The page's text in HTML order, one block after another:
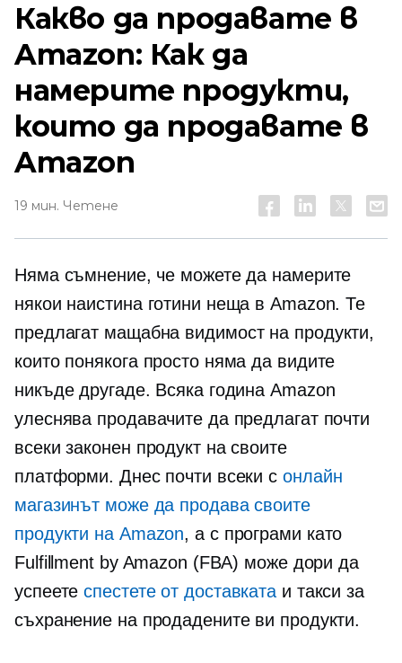
Какво да продавате в
Amazon: Как да
намерите продукти,
които да продавате в
Amazon
19 мин. Четене
Няма съмнение, че можете да намерите
някои наистина готини неща в Amazon. Те
предлагат мащабна видимост на продукти,
които понякога просто няма да видите
никъде другаде. Всяка година Amazon
улеснява продавачите да предлагат почти
всеки законен продукт на своите
платформи. Днес почти всеки с онлайн
магазинът може да продава своите
продукти на Amazon, а с програми като
Fulfillment by Amazon (FBA) може дори да
успеетеспестете от доставката и такси за
съхранение на продадените ви продукти.